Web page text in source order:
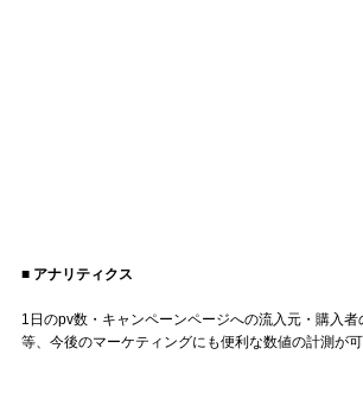
■ アナリティクス
1日のpv数・キャンペーンページへの流入元・購入者
等、今後のマーケティングにも便利な数値の計測が可